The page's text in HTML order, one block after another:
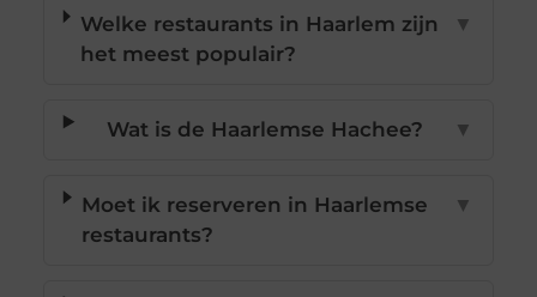
Welke restaurants in Haarlem zijn
het meest populair?
▼
Wat is de Haarlemse Hachee? ▼
Moet ik reserveren in Haarlemse
restaurants?
▼